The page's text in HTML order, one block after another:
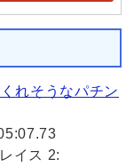
れそうなパチン
イス 2: